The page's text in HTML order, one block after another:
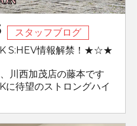
スタッフブログ
S:HEV情報解禁！★☆★
川西加茂店の藤本です
に待望のストロングハイ